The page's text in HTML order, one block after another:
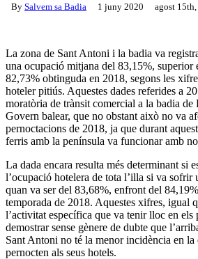
By Salvem sa Badia 1 juny 2020 agost
La zona de Sant Antoni i la badia va
una ocupació mitjana del 83,15%, superior
82,73% obtinguda en 2018, segons les
hoteler pitiús. Aquestes dades referides a
moratòria de trànsit comercial a la badia de
Govern balear, que no obstant això no va
pernoctacions de 2018, ja que durant
ferris amb la península va funcionar amb
La dada encara resulta més determinant si
l’ocupació hotelera de tota l’illa si va sofrir
quan va ser del 83,68%, enfront del
temporada de 2018. Aquestes xifres, igual
l’activitat específica que va tenir lloc en els
demostrar sense gènere de dubte que
Sant Antoni no té la menor incidència en la
pernocten als seus hotels.